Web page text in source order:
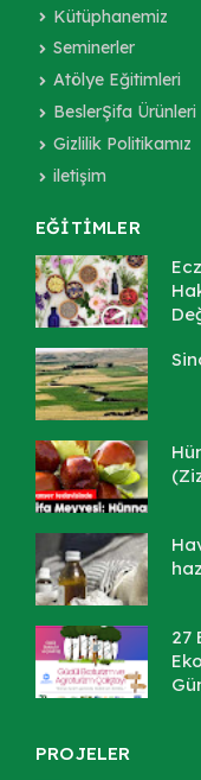
Kütüphanemiz
Seminerler
Atölye Eğitimleri
BeslerŞifa Ürünleri
Gizlilik Politikamız
iletişim
EĞİTİMLER
27
PROJELER